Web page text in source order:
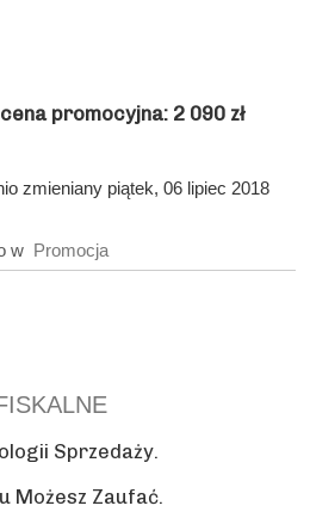
promocyjna: 2 090 zł
zmieniany piątek, 06 lipiec 2018
w Promocja
Sprzedaży.
Możesz Zaufać.